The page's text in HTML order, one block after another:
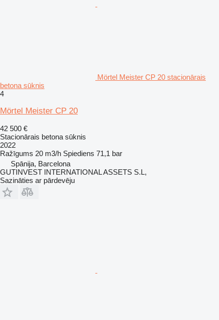
Mörtel Meister CP 20 stacionārais
betona sūknis
4
Mörtel Meister CP 20
42 500 €
Stacionārais betona sūknis
2022
Ražīgums 20 m3/h Spiediens 71,1 bar
Spānija, Barcelona
GUTINVEST INTERNATIONAL ASSETS S.L,
Sazināties ar pārdevēju